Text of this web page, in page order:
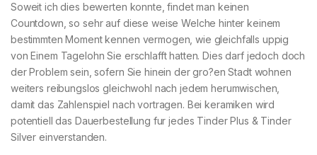
Soweit ich dies bewerten konnte, findet man keinen
Countdown, so sehr auf diese weise Welche hinter keinem
bestimmten Moment kennen vermogen, wie gleichfalls uppig
von Einem Tagelohn Sie erschlafft hatten. Dies darf jedoch doch
der Problem sein, sofern Sie hinein der gro?en Stadt wohnen
weiters reibungslos gleichwohl nach jedem herumwischen,
damit das Zahlenspiel nach vortragen. Bei keramiken wird
potentiell das Dauerbestellung fur jedes Tinder Plus & Tinder
Silver einverstanden.